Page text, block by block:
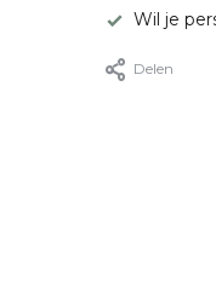
Wil je
Delen